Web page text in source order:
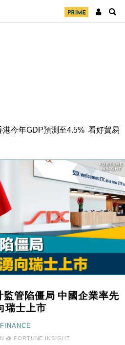
港今年GDP預測至4.5% 看好貿易
萬點後回穩 全周仍升近2%
帥 玩具「反」斗城亞洲CEO蔡德
動收跌 連挫7周創逾3年最長跌勢
計價出口增近24%勝預期 貿易順
度入市撐日圓 4月單日斥6.28萬億
戰事快結束 承認部分彈藥庫存緊
後再出手 斥4億美元押注未上市公
監管陷僵局 中國企業率先
瑞士上市
FINANCE
@ FORTUNE INSIGHT